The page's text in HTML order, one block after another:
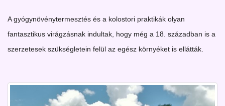
A gyógynövénytermesztés és a kolostori praktikák olyan
fantasztikus virágzásnak indultak, hogy még a 18. században is a
szerzetesek szükségletein felül az egész környéket is ellátták.